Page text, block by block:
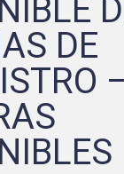
DE